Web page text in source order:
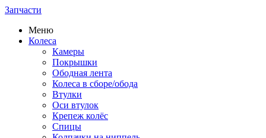
Запчасти
Меню
Колеса
Камеры
Покрышки
Ободная лента
Колеса в сборе/обода
Втулки
Оси втулок
Крепеж колёс
Спицы